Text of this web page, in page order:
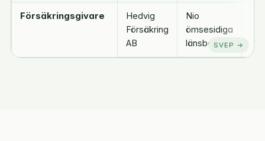
Försäkringsgivare
Hedvig
Försäkring
AB
Nio
ömsesidiga
länsbolag